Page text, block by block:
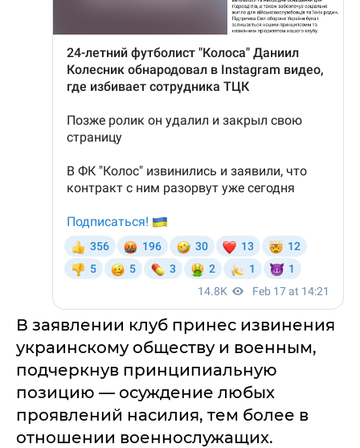
В заявлении клуб принес извинения
украинскому обществу и военным,
подчеркнув принципиальную
позицию — осуждение любых
проявлений насилия, тем более в
отношении военнослужащих.